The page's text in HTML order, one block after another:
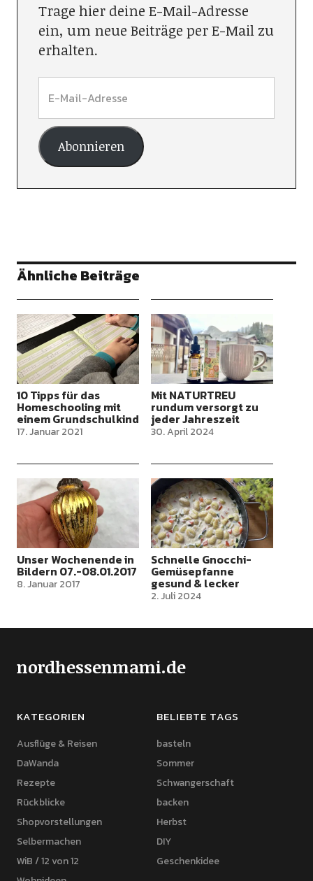
Trage hier deine E-Mail-Adresse
ein, um neue Beiträge per E-Mail zu
erhalten.
Abonnieren
Ähnliche Beiträge
10 Tipps für das
Homeschooling mit
einem Grundschulkind
17. Januar 2021
Mit NATURTREU
rundum versorgt zu
jeder Jahreszeit
30. April 2024
Unser Wochenende in
Bildern 07.-08.01.2017
8. Januar 2017
Schnelle Gnocchi-
Gemüsepfanne
gesund & lecker
2. Juli 2024
nordhessenmami.de
KATEGORIEN
Ausflüge & Reisen
DaWanda
Rezepte
Rückblicke
Shopvorstellungen
Selbermachen
WiB / 12 von 12
BELIEBTE TAGS
basteln
Sommer
Schwangerschaft
backen
Herbst
DIY
Geschenkidee